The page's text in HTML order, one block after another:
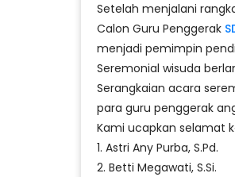
Setelah menjalani
Calon Guru Penggerak
menjadi pemimpin
Seremonial wisuda
Serangkaian acara
para guru penggerak
Kami ucapkan selamat
1. Astri Any Purba, S.Pd.
2. Betti Megawati, S.Si.